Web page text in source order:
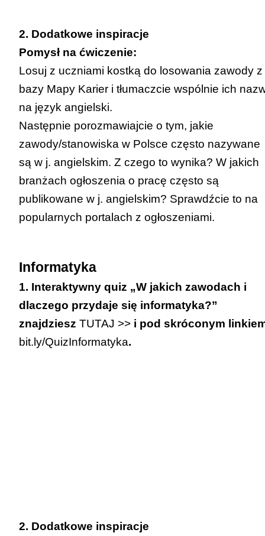
2. Dodatkowe inspiracje
Pomysł na ćwiczenie:
Losuj z uczniami kostką do losowania zawody z
bazy Mapy Karier i tłumaczcie wspólnie ich
na język angielski.
Następnie porozmawiajcie o tym, jakie
zawody/stanowiska w Polsce często nazywane
są w j. angielskim. Z czego to wynika? W jakich
branżach ogłoszenia o pracę często są
publikowane w j. angielskim? Sprawdźcie to na
popularnych portalach z ogłoszeniami.
Informatyka
1. Interaktywny quiz „W jakich zawodach i
dlaczego przydaje się informatyka?”
znajdziesz TUTAJ >> i pod skróconym
bit.ly/QuizInformatyka.
2. Dodatkowe inspiracje